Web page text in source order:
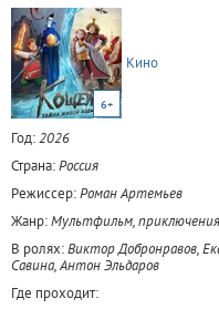
6+
Кино
Год:2026
Страна:Россия
Режиссер:Роман Артемьев
Жанр:Мультфильм,
В ролях:Виктор Добронравов,
Савина, Антон Эльдаров
Где проходит: